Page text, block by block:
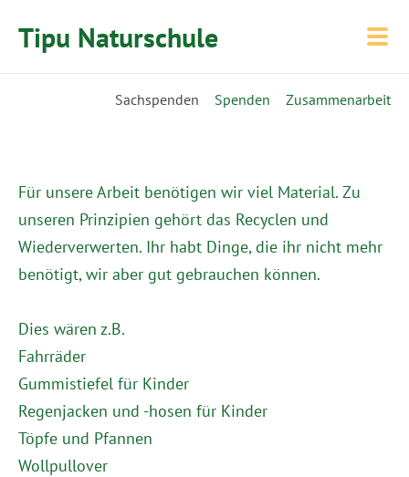
Tipu Naturschule
Sachspenden Spenden Zusammenarbeit
Für unsere Arbeit benötigen wir viel Material. Zu
unseren Prinzipien gehört das Recyclen und
Wiederverwerten. Ihr habt Dinge, die ihr nicht mehr
benötigt, wir aber gut gebrauchen können.
Dies wären z.B.
Fahrräder
Gummistiefel für Kinder
Regenjacken und -hosen für Kinder
Töpfe und Pfannen
Wollpullover